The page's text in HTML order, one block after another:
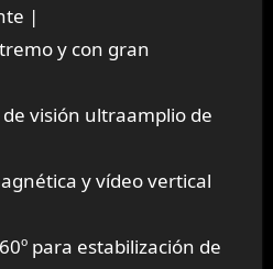
|
y con gran
visión ultraamplio de
y vídeo vertical
para estabilización de